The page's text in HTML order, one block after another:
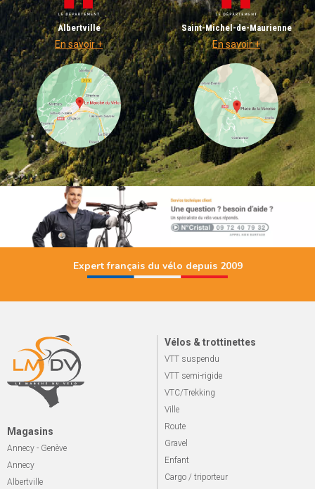
Albertville
En savoir +
Saint-Michel-de-Maurienne
En savoir +
Expert français du vélo depuis 2009
Magasins
Annecy - Genève
Annecy
Albertville
Vélos & trottinettes
VTT suspendu
VTT semi-rigide
VTC/Trekking
Ville
Route
Gravel
Enfant
Cargo / triporteur